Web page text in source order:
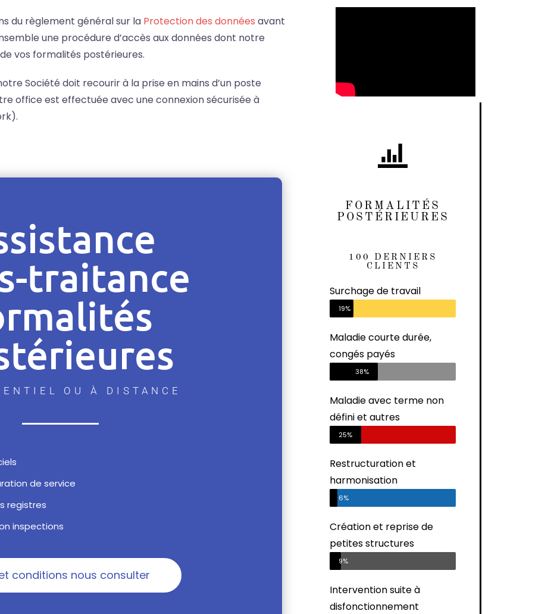
du règlement général sur la Protection des données avant
une procédure d’accès aux données dont notre
vos formalités postérieures.
Société doit recourir à la prise en mains d’un poste
office est effectuée avec une connexion sécurisée à
traitance
OU À DISTANCE
de service
registres
inspections
conditions nous consulter
FORMALITÉS
POSTÉRIEURES
100 DERNIERS
CLIENTS
Surchage de travail
19%
Maladie courte durée,
congés payés
38%
Maladie avec terme non
défini et autres
25%
Restructuration et
harmonisation
6%
Création et reprise de
petites structures
9%
Intervention suite à
disfonctionnement